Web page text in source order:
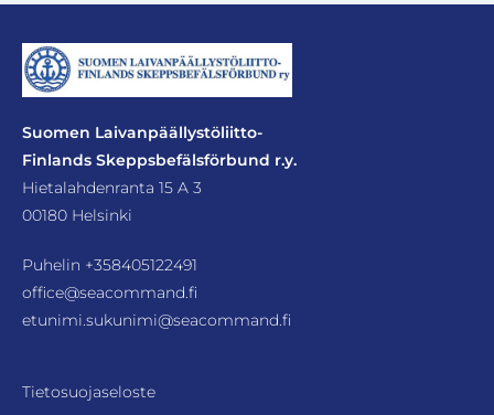
Suomen Laivanpäällystöliitto-
Finlands Skeppsbefälsförbund r.y.
Hietalahdenranta 15 A 3
00180 Helsinki
Puhelin +358405122491
office@seacommand.fi
etunimi.sukunimi@seacommand.fi
Tietosuojaseloste